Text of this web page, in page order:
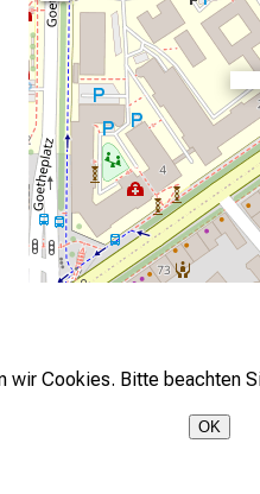
wir Cookies. Bitte
OK